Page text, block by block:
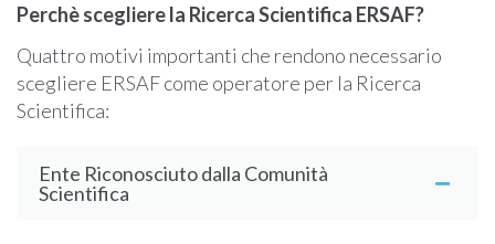
Perchè scegliere la Ricerca Scientifica ERSAF?
Quattro motivi importanti che rendono necessario
scegliere ERSAF come operatore per la Ricerca
Scientifica:
Ente Riconosciuto dalla Comunità
Scientifica